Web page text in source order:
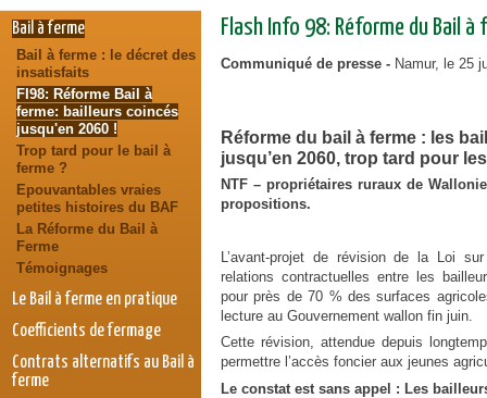
Flash Info 98: Réforme du Bail
Communiqué de presse - Namur, le 25
Réforme du bail à ferme : les
jusqu’en 2060, trop tard pour
NTF – propriétaires ruraux de
propositions.
L’avant-projet de révision de la Loi
relations contractuelles entre les
pour près de 70 % des surfaces
lecture au Gouvernement wallon fin juin.
Cette révision, attendue depuis
permettre l’accès foncier aux jeunes
Le constat est sans appel : Les
Bail à ferme
Bail à ferme : le décret des
insatisfaits
FI98: Réforme Bail à
ferme: bailleurs coincés
jusqu'en 2060 !
Trop tard pour le bail à
ferme ?
Epouvantables vraies
petites histoires du BAF
La Réforme du Bail à
Ferme
Témoignages
Le Bail à ferme en pratique
Coefficients de fermage
Contrats alternatifs au Bail à
ferme